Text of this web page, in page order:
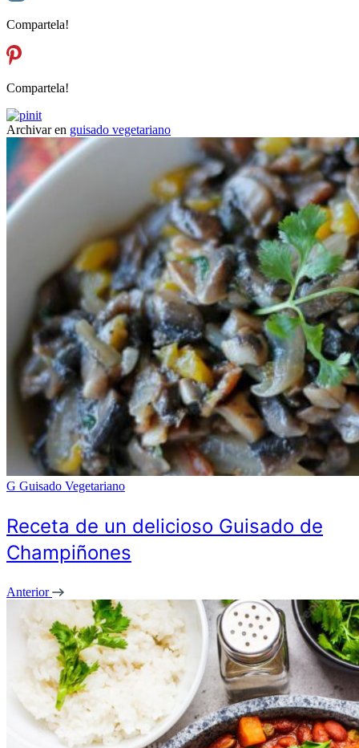
Compartela!
Compartela!
Archivar en guisado vegetariano
G Guisado Vegetariano
Receta de un delicioso Guisado de
Champiñones
Anterior